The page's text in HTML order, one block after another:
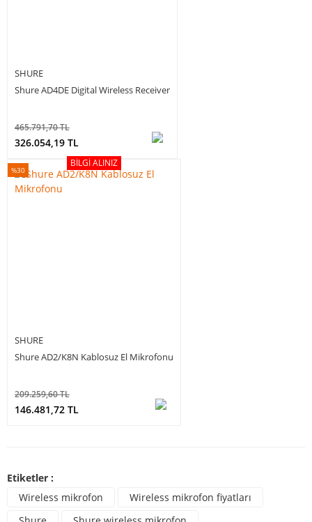
SHURE
Shure AD4DE Digital Wireless Receiver
465.791,70 TL
326.054,19 TL
BILGI ALINIZ
SHURE
Shure AD2/K8N Kablosuz El Mikrofonu
%30
209.259,60 TL
146.481,72 TL
Etiketler :
Wireless mikrofon
Wireless mikrofon fiyatları